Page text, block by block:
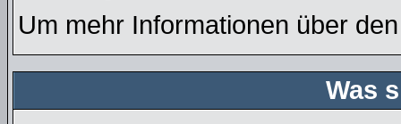
Um mehr Informationen über
Was